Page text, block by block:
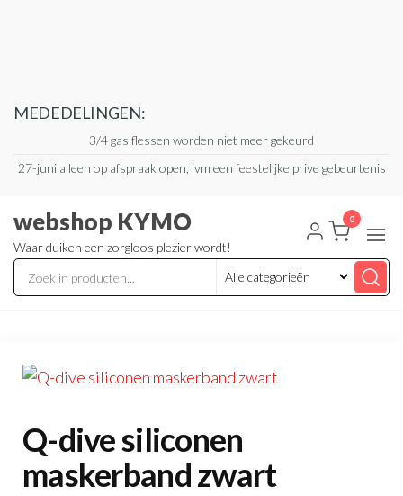
MEDEDELINGEN:
3/4 gas flessen worden niet meer gekeurd
27-juni alleen op afspraak open, ivm een feestelijke prive gebeurtenis
webshop KYMO
Waar duiken een zorgloos plezier wordt!
0
Q-dive siliconen
maskerband zwart